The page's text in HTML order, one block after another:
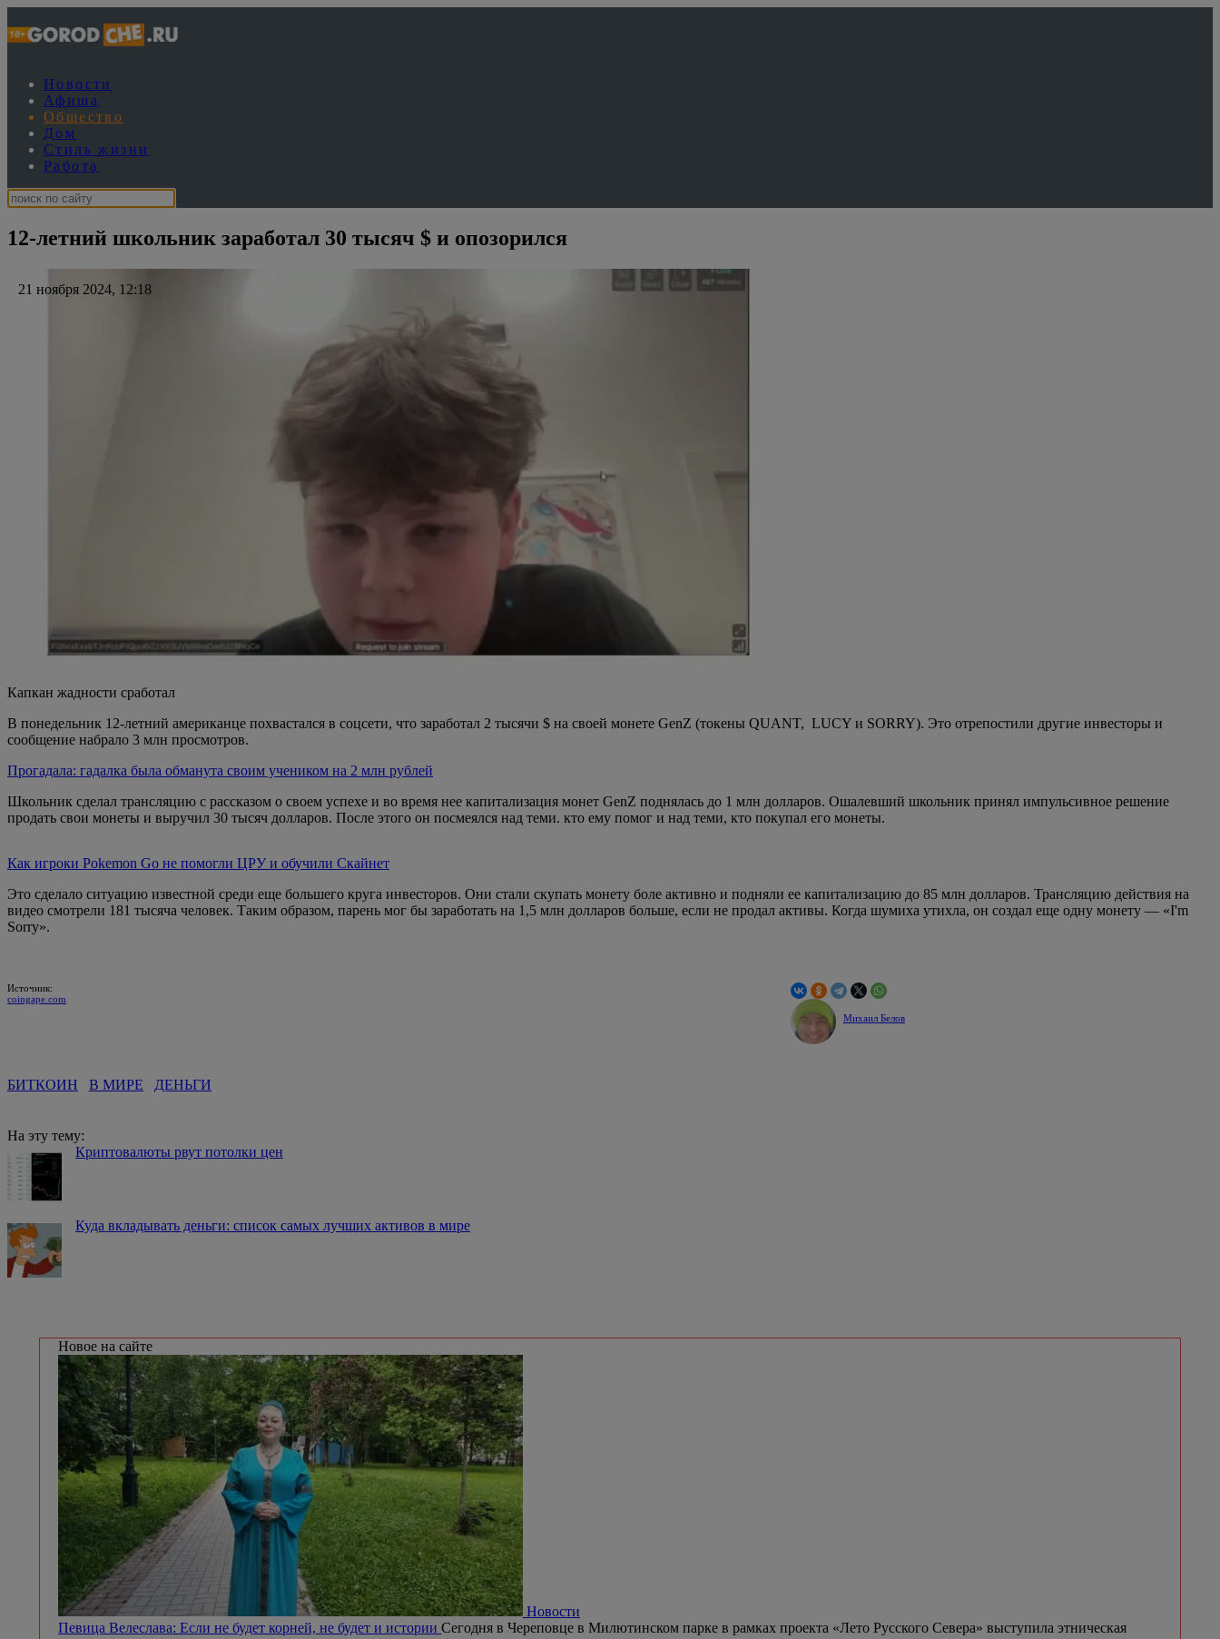
Новости
Афиша
Общество
Дом
Стиль жизни
Работа
12-летний школьник заработал 30 тысяч $ и опозорился
21 ноября 2024, 12:18
Капкан жадности сработал
В понедельник 12-летний американце похвастался в соцсети, что заработал 2 тысячи $ на своей монете GenZ (токены QUANT, LUCY и SORRY). Это отрепостили другие инвесторы и
сообщение набрало 3 млн просмотров.
Прогадала: гадалка была обманута своим учеником на 2 млн рублей
Школьник сделал трансляцию с рассказом о своем успехе и во время нее капитализация монет GenZ поднялась до 1 млн долларов. Ошалевший школьник принял импульсивное решение
продать свои монеты и выручил 30 тысяч долларов. После этого он посмеялся над теми. кто ему помог и над теми, кто покупал его монеты.
Как игроки Pokemon Go не помогли ЦРУ и обучили Скайнет
Это сделало ситуацию известной среди еще большего круга инвесторов. Они стали скупать монету боле активно и подняли ее капитализацию до 85 млн долларов. Трансляцию действия на
видео смотрели 181 тысяча человек. Таким образом, парень мог бы заработать на 1,5 млн долларов больше, если не продал активы. Когда шумиха утихла, он создал еще одну монету — «I'm
Sorry».
Источник:
coingape.com
Михаил Белов
БИТКОИН В МИРЕ ДЕНЬГИ
На эту тему:
Криптовалюты рвут потолки цен
Куда вкладывать деньги: список самых лучших активов в мире
Новое на сайте
Новости
Певица Велеслава: Если не будет корней, не будет и истории Сегодня в Череповце в Милютинском парке в рамках проекта «Лето Русского Севера» выступила этническая